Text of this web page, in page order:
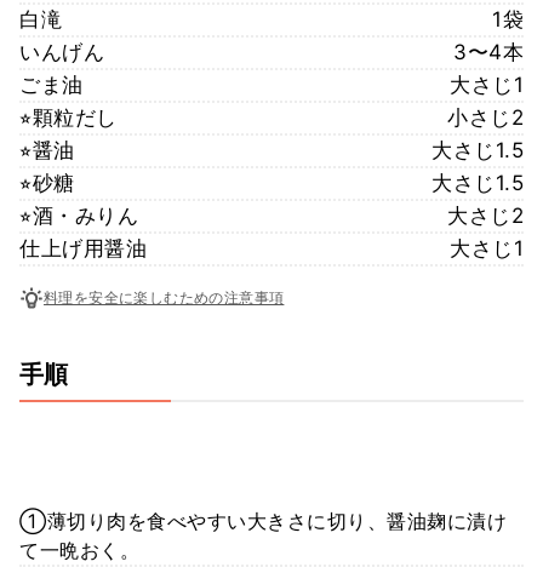
白滝
1袋
いんげん
3〜4本
ごま油
大さじ1
⭐︎顆粒だし
小さじ2
⭐︎醤油
大さじ1.5
⭐︎砂糖
大さじ1.5
⭐︎酒・みりん
大さじ2
仕上げ用醤油
大さじ1
料理を安全に楽しむための注意事項
手順
①薄切り肉を食べやすい大きさに切り、醤油麹に漬け
て一晩おく。